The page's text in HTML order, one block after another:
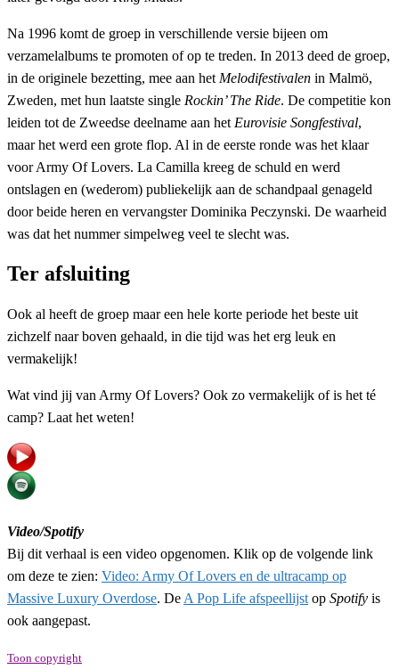
Na 1996 komt de groep in verschillende versie bijeen om
verzamelalbums te promoten of op te treden. In 2013 deed de groep,
in de originele bezetting, mee aan het Melodifestivalen in Malmö,
Zweden, met hun laatste single Rockin’ The Ride. De competitie kon
leiden tot de Zweedse deelname aan het Eurovisie Songfestival,
maar het werd een grote flop. Al in de eerste ronde was het klaar
voor Army Of Lovers. La Camilla kreeg de schuld en werd
ontslagen en (wederom) publiekelijk aan de schandpaal genageld
door beide heren en vervangster Dominika Peczynski. De waarheid
was dat het nummer simpelweg veel te slecht was.
Ter afsluiting
Ook al heeft de groep maar een hele korte periode het beste uit
zichzelf naar boven gehaald, in die tijd was het erg leuk en
vermakelijk!
Wat vind jij van Army Of Lovers? Ook zo vermakelijk of is het té
camp? Laat het weten!
Video/Spotify
Bij dit verhaal is een video opgenomen. Klik op de volgende link
om deze te zien: Video: Army Of Lovers en de ultracamp op
Massive Luxury Overdose. De A Pop Life afspeellijst op Spotify is
ook aangepast.
Toon copyright